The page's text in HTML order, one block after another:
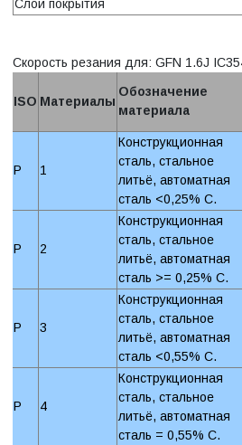
Слои покрытия
Скорость резания для: GFN 1.6J
ISO Материалы
Обозначение
материала
P 1
Конструкционная
сталь, стальное
литьё, автоматная
сталь <0,25% C.
P 2
Конструкционная
сталь, стальное
литьё, автоматная
сталь >= 0,25% C.
P 3
Конструкционная
сталь, стальное
литьё, автоматная
сталь <0,55% C.
P 4
Конструкционная
сталь, стальное
литьё, автоматная
сталь = 0,55% C.